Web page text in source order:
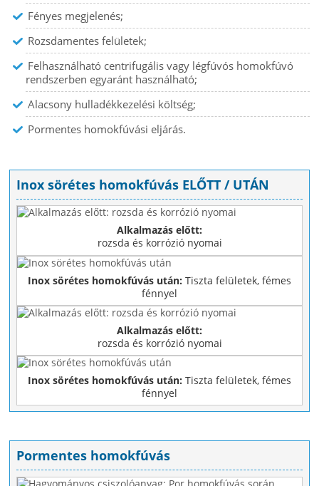
Fényes megjelenés;
Rozsdamentes felületek;
Felhasználható centrifugális vagy légfúvós homokfúvó
rendszerben egyaránt használható;
Alacsony hulladékkezelési költség;
Pormentes homokfúvási eljárás.
Inox sörétes homokfúvás ELŐTT / UTÁN
Alkalmazás előtt:
rozsda és korrózió nyomai
Inox sörétes homokfúvás után: Tiszta felületek, fémes
fénnyel
Alkalmazás előtt:
rozsda és korrózió nyomai
Inox sörétes homokfúvás után: Tiszta felületek, fémes
fénnyel
Pormentes homokfúvás